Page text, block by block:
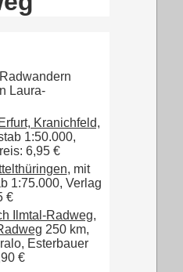
Laura-
Kranichfeld,
1:50.000,
6,95 €
, mit
1:75.000, Verlag
€
Ilmtal-Radweg,
250 km,
Esterbauer
€